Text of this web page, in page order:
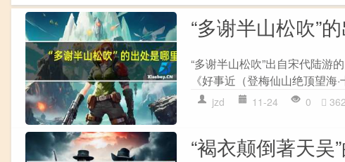
“多谢半山松吹”
“多谢半山松吹”出自宋代陆游
《好事近（登梅仙山绝顶望海
jzd 11-24 0 362
“褐衣颠倒著天吴